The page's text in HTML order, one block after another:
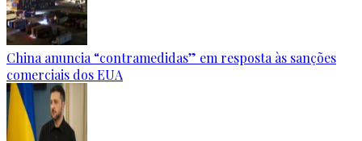
China anuncia “contramedidas” em resposta às sanções
comerciais dos EUA